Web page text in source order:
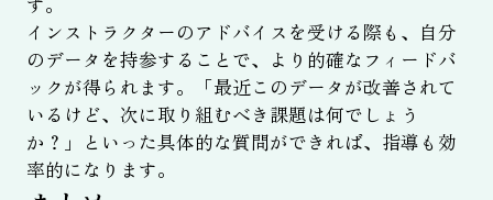
インストラクターのアドバイスを受ける際も、自分
のデータを持参することで、より的確なフィードバ
ックが得られます。「最近このデータが改善されて
いるけど、次に取り組むべき課題は何でしょう
か？」といった具体的な質問ができれば、指導も効
率的になります。